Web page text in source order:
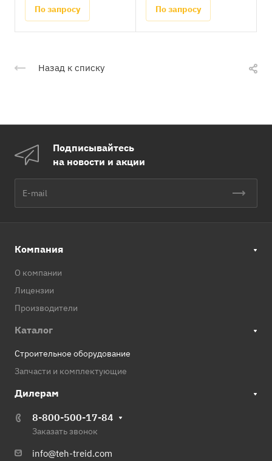
По запросу По запросу
Назад к списку
Подписывайтесь
на новости и акции
Компания
О компании
Лицензии
Производители
Каталог
Строительное оборудование
Запчасти и комплектующие
Дилерам
8-800-500-17-84
Заказать звонок
info@teh-treid.com